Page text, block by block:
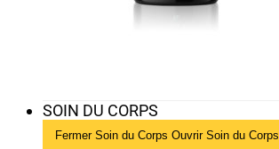
SOIN DU CORPS
Fermer Soin du Corps Ouvrir Soin du Corps